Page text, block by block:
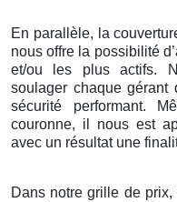
En parallèle, la
nous offre la possibilité
et/ou les plus actifs.
soulager chaque
sécurité performant.
couronne, il nous est
avec un résultat une
Dans notre grille de